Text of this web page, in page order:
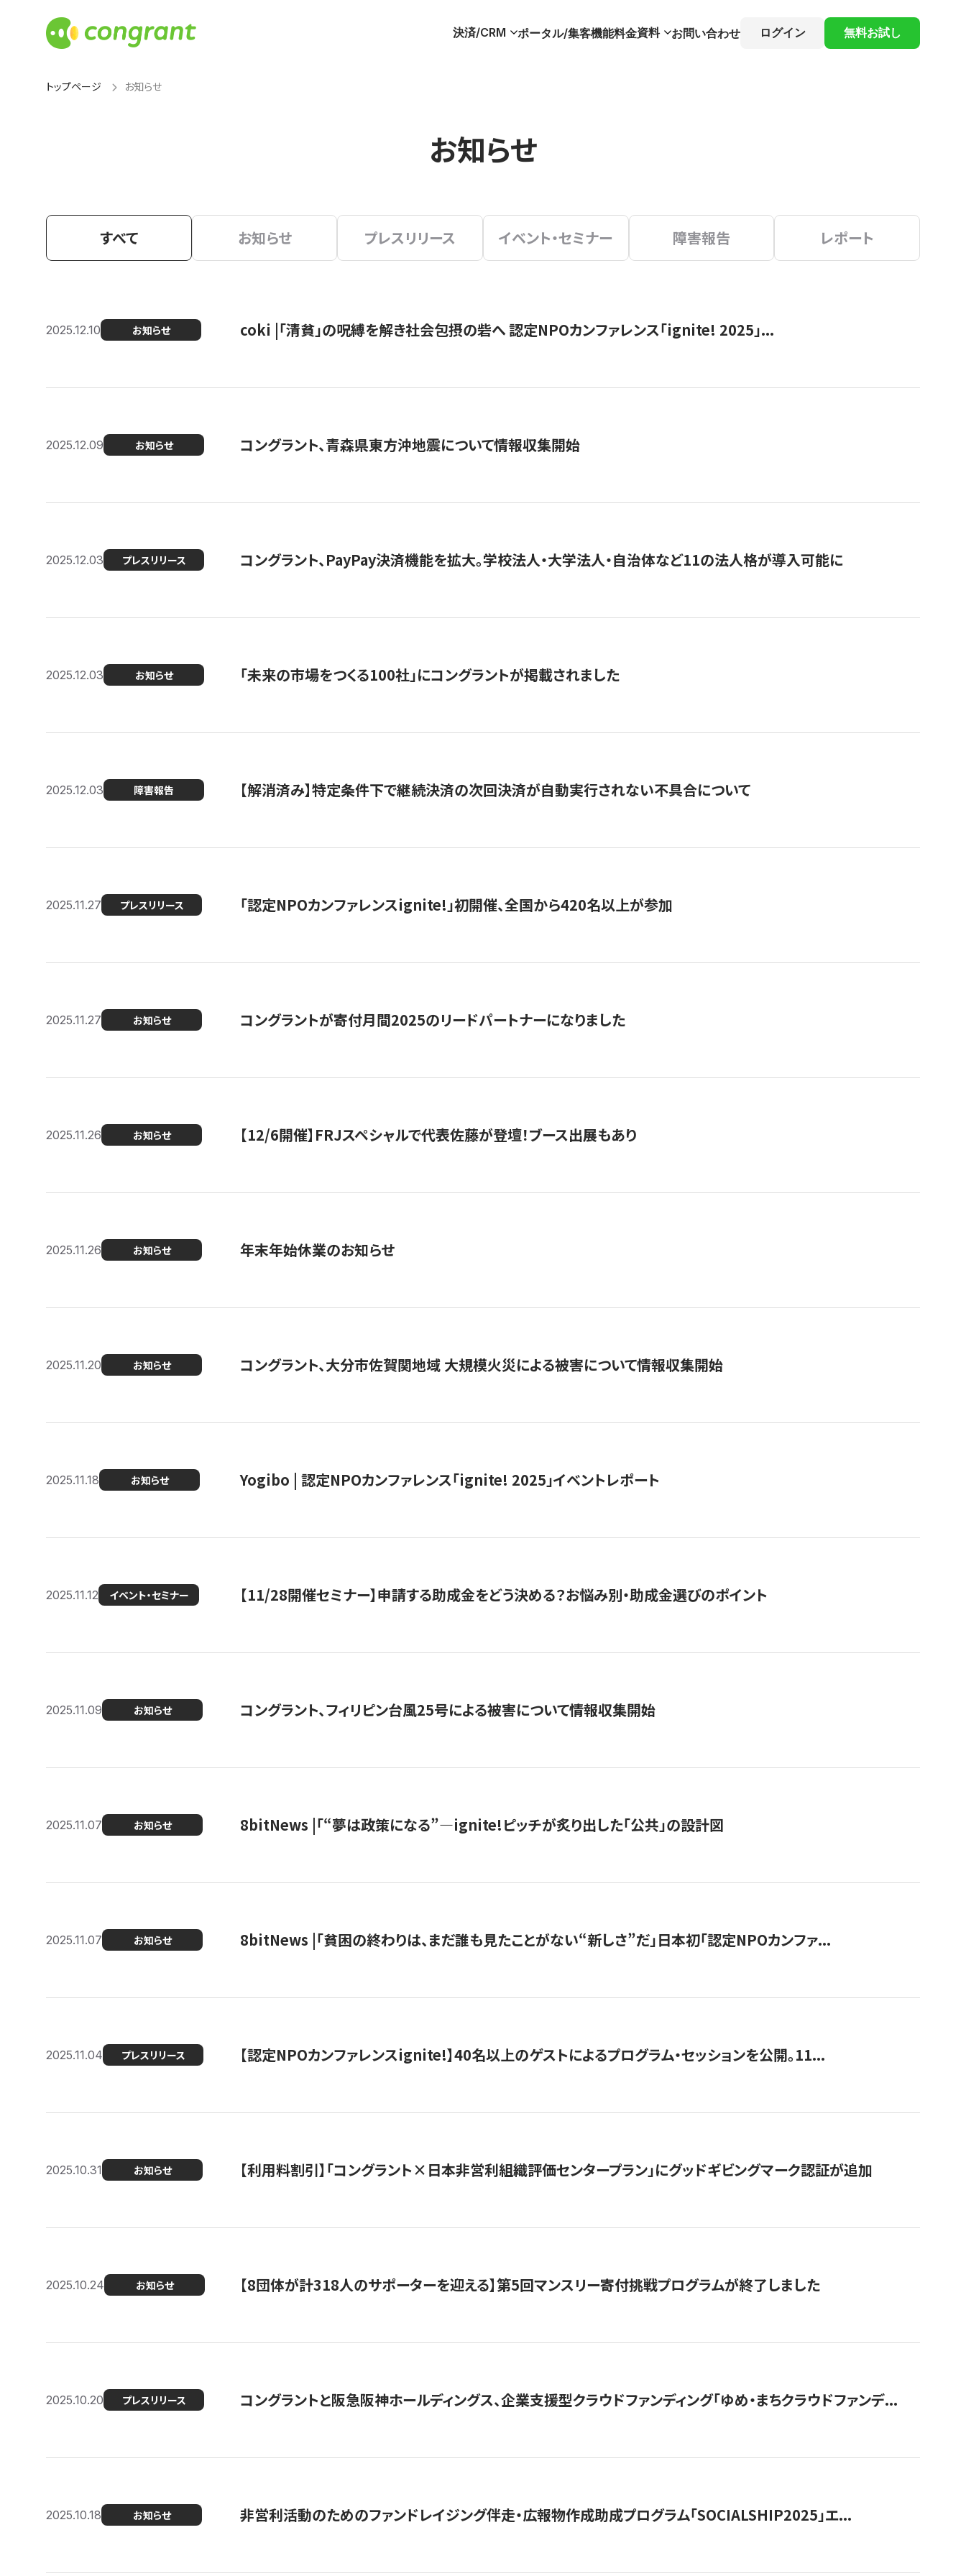
決済/CRM ポータル/集客機能料金資料 お問い合わせ ログイン 無料お試し
トップページ お知らせ
お知らせ
すべて お知らせ プレスリリース イベント・セミナー 障害報告 レポート
2025.12.10 お知らせ coki |「清貧」の呪縛を解き社会包摂の砦へ 認定NPOカンファレンス「ignite! 2025」...
2025.12.09 お知らせ コングラント、青森県東方沖地震について情報収集開始
2025.12.03 プレスリリース コングラント、PayPay決済機能を拡大。学校法人・大学法人・自治体など11の法人格が導入可能に
2025.12.03 お知らせ 「未来の市場をつくる100社」にコングラントが掲載されました
2025.12.03 障害報告 【解消済み】特定条件下で継続決済の次回決済が自動実行されない不具合について
2025.11.27 プレスリリース 「認定NPOカンファレンスignite!」初開催、全国から420名以上が参加
2025.11.27 お知らせ コングラントが寄付月間2025のリードパートナーになりました
2025.11.26 お知らせ 【12/6開催】FRJスペシャルで代表佐藤が登壇！ブース出展もあり
2025.11.26 お知らせ 年末年始休業のお知らせ
2025.11.20 お知らせ コングラント、大分市佐賀関地域 大規模火災による被害について情報収集開始
2025.11.18 お知らせ Yogibo | 認定NPOカンファレンス「ignite! 2025」イベントレポート
2025.11.12 イベント・セミナー 【11/28開催セミナー】申請する助成金をどう決める？お悩み別・助成金選びのポイント
2025.11.09 お知らせ コングラント、フィリピン台風25号による被害について情報収集開始
2025.11.07 お知らせ 8bitNews |「“夢は政策になる”—ignite!ピッチが炙り出した「公共」の設計図
2025.11.07 お知らせ 8bitNews |「貧困の終わりは、まだ誰も見たことがない“新しさ”だ」日本初「認定NPOカンファ...
2025.11.04 プレスリリース 【認定NPOカンファレンスignite!】40名以上のゲストによるプログラム・セッションを公開。11...
2025.10.31 お知らせ 【利用料割引】「コングラント×日本非営利組織評価センタープラン」にグッドギビングマーク認証が追加
2025.10.24 お知らせ 【8団体が計318人のサポーターを迎える】​​第5回マンスリー寄付挑戦プログラムが終了しました
2025.10.20 プレスリリース コングラントと阪急阪神ホールディングス、企業支援型クラウドファンディング「ゆめ・まちクラウドファンデ...
2025.10.18 お知らせ 非営利活動のためのファンドレイジング伴走・広報物作成助成プログラム「SOCIALSHIP2025」エ...